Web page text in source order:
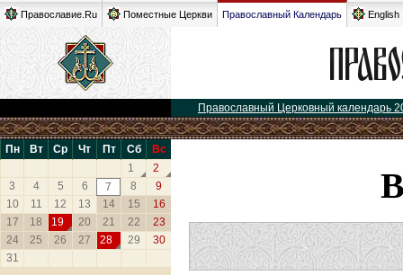
Православие.Ru Поместные Церкви Православный Календарь English
Православный Церковный календарь
Пн Вт Ср Чт Пт Сб
Вс
1
2
3
4 5 6 7 8
9
10
11 12 13 14 15
16
17
18 19 20 21 22
23
24
25 26 27 28 29
30
31